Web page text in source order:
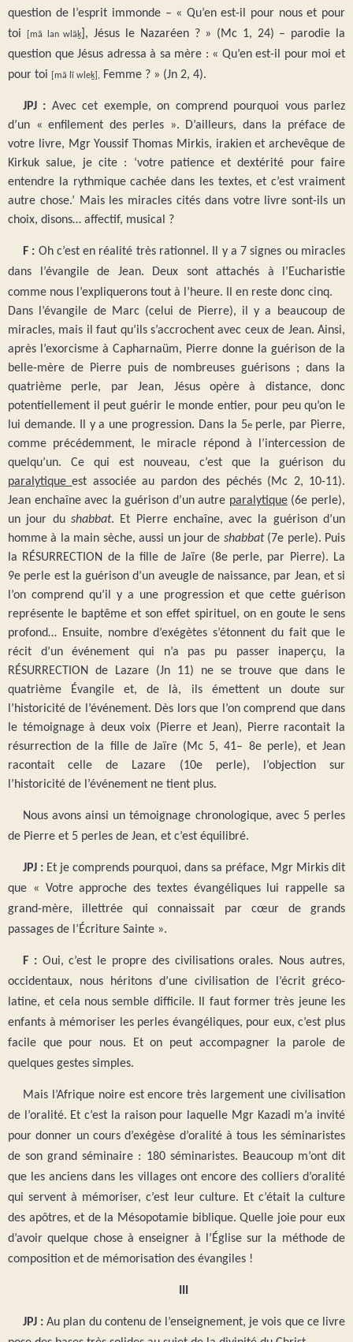
question de l’esprit immonde – « Qu’en est-il pour nous et pour
toi
[mā lan wlāḵ ], Jésus le Nazaréen ? » (Mc 1, 24) – parodie la
question que Jésus adressa à sa mère : « Qu’en est-il pour moi et
pour toi
[mā lī wleḵ], Femme ? » (Jn 2, 4).
JPJ : Avec cet exemple, on comprend pourquoi vous parlez
d’un « enfilement des perles ». D’ailleurs, dans la préface de
votre livre, Mgr Youssif Thomas Mirkis, irakien et archevêque de
Kirkuk salue, je cite : ‘votre patience et dextérité pour faire
entendre la rythmique cachée dans les textes, et c’est vraiment
autre chose.’ Mais les miracles cités dans votre livre sont-ils un
choix, disons… affectif, musical ?
F : Oh c’est en réalité très rationnel. Il y a 7 signes ou miracles
dans l’évangile de Jean. Deux sont attachés à l’Eucharistie
comme nous l’expliquerons tout à l’heure. Il en reste donc cinq.
Dans l’évangile de Marc (celui de Pierre), il y a beaucoup de
miracles, mais il faut qu’ils s’accrochent avec ceux de Jean. Ainsi,
après l’exorcisme à Capharnaüm, Pierre donne la guérison de la
belle-mère de Pierre puis de nombreuses guérisons ; dans la
quatrième perle, par Jean, Jésus opère à distance, donc
potentiellement il peut guérir le monde entier, pour peu qu’on le
lui demande. Il y a une progression. Dans la 5eperle, par Pierre,
comme précédemment, le miracle répond à l’intercession de
quelqu’un. Ce qui est nouveau, c’est que la guérison du
paralytiqueest associée au pardon des péchés (Mc 2, 10-11).
Jean enchaîne avec la guérison d’un autre paralytique(6e perle),
un jour du shabbat. Et Pierre enchaîne, avec la guérison d’un
homme à la main sèche, aussi un jour de shabbat (7e perle). Puis
la RÉSURRECTION de la fille de Jaïre (8eperle, par Pierre). La
9e perle est la guérison d’un aveugle de naissance, par Jean, et si
l’on comprend qu’il y a une progression et que cette guérison
représente le baptême et son effet spirituel, on en goute le sens
profond… Ensuite, nombre d’exégètes s’étonnent du fait que le
récit d’un événement qui n’a pas pu passer inaperçu, la
RÉSURRECTION de Lazare (Jn 11) ne se trouve que dans le
quatrième Évangile et, de là, ils émettent un doute sur
l’historicité de l’événement. Dès lors que l’on comprend que dans
le témoignage à deux voix (Pierre et Jean), Pierre racontait la
résurrection de la fille de Jaïre (Mc 5, 41– 8e perle), et Jean
racontait celle de Lazare (10e perle), l’objection sur
l’historicité de l’événement ne tient plus.
Nous avons ainsi un témoignage chronologique, avec 5 perles
de Pierre et 5 perles de Jean, et c’est équilibré.
JPJ : Et je comprends pourquoi, dans sa préface, Mgr Mirkis dit
que « Votre approche des textes évangéliques lui rappelle sa
grand-mère, illettrée qui connaissait par cœur de grands
passages de l’Écriture Sainte ».
F :Oui, c’est le propre des civilisations orales. Nous autres,
occidentaux, nous héritons d’une civilisation de l’écrit gréco-
latine, et cela nous semble difficile. Il faut former très jeune les
enfants à mémoriser les perles évangéliques, pour eux, c’est plus
facile que pour nous. Et on peut accompagner la parole de
quelques gestes simples.
Mais l’Afrique noire est encore très largement une civilisation
de l’oralité. Et c’est la raison pour laquelle Mgr Kazadi m’a invité
pour donner un cours d’exégèse d’oralité à tous les séminaristes
de son grand séminaire : 180 séminaristes. Beaucoup m’ont dit
que les anciens dans les villages ont encore des colliers d’oralité
qui servent à mémoriser, c’est leur culture. Et c’était la culture
des apôtres, et de la Mésopotamie biblique. Quelle joie pour eux
d’avoir quelque chose à enseigner à l’Église sur la méthode de
composition et de mémorisation des évangiles !
JPJ : Au plan du contenu de l’enseignement, je vois que ce livre